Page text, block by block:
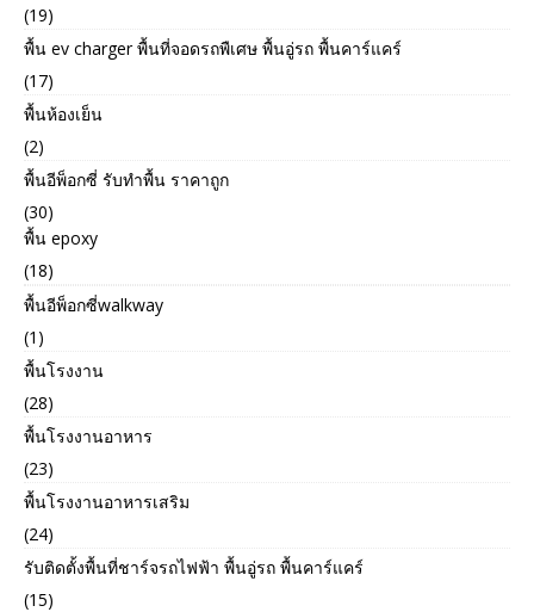
(19)
พื้น ev charger พื้นที่จอดรถพืเศษ พื้นอู่รถ พื้นคาร์แคร์
(17)
พื้นห้องเย็น
(2)
พื้นอีพ็อกซี่ รับทำพื้น ราคาถูก
(30)
พื้น epoxy
(18)
พื้นอีพ็อกซี่walkway
(1)
พื้นโรงงาน
(28)
พื้นโรงงานอาหาร
(23)
พื้นโรงงานอาหารเสริม
(24)
รับติดตั้งพื้นที่ชาร์จรถไฟฟ้า พื้นอู่รถ พื้นคาร์แคร์
(15)